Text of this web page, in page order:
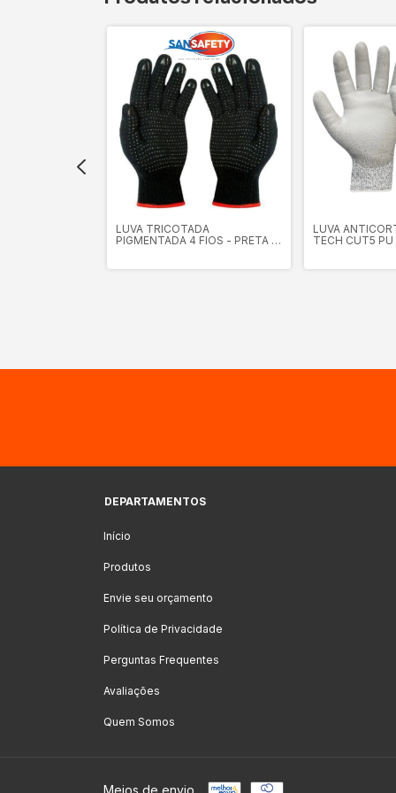
LUVA TRICOTADA
PIGMENTADA 4 FIOS - PRETA -
LUVA
TECH CUT5
DEPARTAMENTOS
Início
Produtos
Envie seu orçamento
Política de Privacidade
Perguntas Frequentes
Avaliações
Quem Somos
Meios de envio